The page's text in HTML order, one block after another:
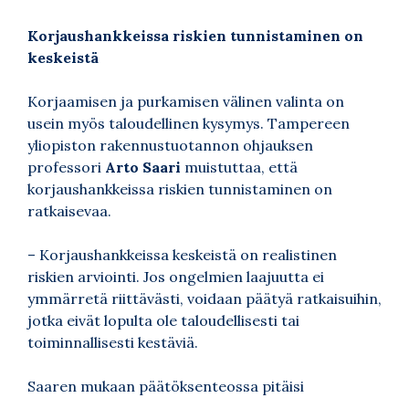
Korjaushankkeissa riskien tunnistaminen on
keskeistä
Korjaamisen ja purkamisen välinen valinta on
usein myös taloudellinen kysymys. Tampereen
yliopiston rakennustuotannon ohjauksen
professori Arto Saari muistuttaa, että
korjaushankkeissa riskien tunnistaminen on
ratkaisevaa.
– Korjaushankkeissa keskeistä on realistinen
riskien arviointi. Jos ongelmien laajuutta ei
ymmärretä riittävästi, voidaan päätyä ratkaisuihin,
jotka eivät lopulta ole taloudellisesti tai
toiminnallisesti kestäviä.
Saaren mukaan päätöksenteossa pitäisi